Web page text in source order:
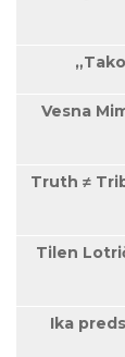
Vesna
Truth ≠
Tilen
Ika